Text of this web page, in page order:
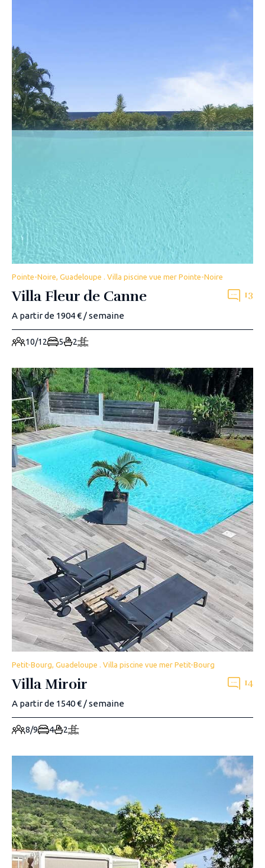
Pointe-Noire, Guadeloupe . Villa piscine vue mer Pointe-Noire
Villa Fleur de Canne 13
A partir de 1904 € / semaine
10/12 5 2
Petit-Bourg, Guadeloupe . Villa piscine vue mer Petit-Bourg
Villa Miroir 14
A partir de 1540 € / semaine
8/9 4 2